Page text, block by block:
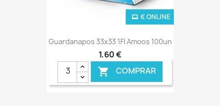
Guardanapos 33x33 1Fl Amoos 100un
1,60 €
 COMPRAR
€ ONLINE